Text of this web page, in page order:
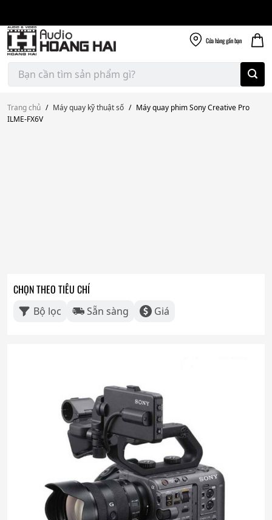
content
Cửa hànggần bạn
Tìm
kiếm:
Trang chủ / Máy quay kỹ thuật số / Máy quay phim Sony Creative Pro
ILME-FX6V
CHỌN THEO TIÊU CHÍ
Bộ lọc Sẵn sàng Giá